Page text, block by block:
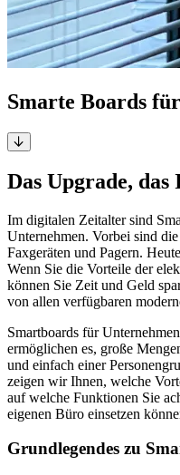
Smarte Boards
Das Upgrade,
Im digitalen Zeitalter sind
Unternehmen. Vorbei sind
Faxgeräten und Pagern.
Wenn Sie die Vorteile der
können Sie Zeit und Geld
von allen verfügbaren
Smartboards für
ermöglichen es, große
und einfach einer
zeigen wir Ihnen, welche
auf welche Funktionen Sie
eigenen Büro einsetzen
Grundlegendes zu